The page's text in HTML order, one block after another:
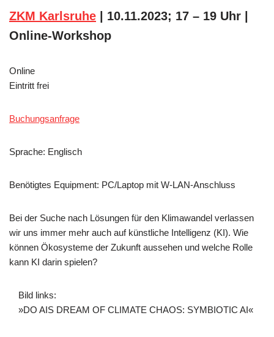
ZKM Karlsruhe | 10.11.2023; 17 – 19 Uhr |
Online-Workshop
Online
Eintritt frei
Buchungsanfrage
Sprache: Englisch
Benötigtes Equipment: PC/Laptop mit W-LAN-Anschluss
Bei der Suche nach Lösungen für den Klimawandel verlassen
wir uns immer mehr auch auf künstliche Intelligenz (KI). Wie
können Ökosysteme der Zukunft aussehen und welche Rolle
kann KI darin spielen?
Bild links:
»DO AIS DREAM OF CLIMATE CHAOS: SYMBIOTIC AI«